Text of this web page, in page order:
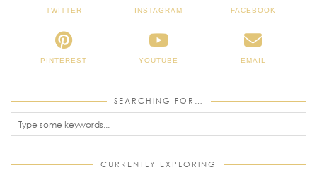
TWITTER INSTAGRAM FACEBOOK
PINTEREST YOUTUBE EMAIL
SEARCHING FOR…
CURRENTLY EXPLORING